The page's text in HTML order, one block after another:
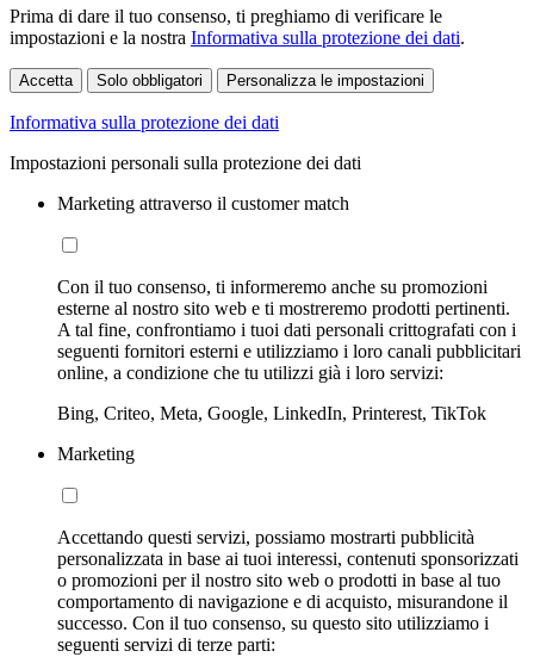
Prima di dare il tuo consenso, ti preghiamo di verificare le
impostazioni e la nostra Informativa sulla protezione dei dati.
Accetta Solo obbligatori Personalizza le impostazioni
Informativa sulla protezione dei dati
Impostazioni personali sulla protezione dei dati
Marketing attraverso il customer match
Con il tuo consenso, ti informeremo anche su promozioni
esterne al nostro sito web e ti mostreremo prodotti pertinenti.
A tal fine, confrontiamo i tuoi dati personali crittografati con i
seguenti fornitori esterni e utilizziamo i loro canali pubblicitari
online, a condizione che tu utilizzi già i loro servizi:
Bing, Criteo, Meta, Google, LinkedIn, Printerest, TikTok
Marketing
Accettando questi servizi, possiamo mostrarti pubblicità
personalizzata in base ai tuoi interessi, contenuti sponsorizzati
o promozioni per il nostro sito web o prodotti in base al tuo
comportamento di navigazione e di acquisto, misurandone il
successo. Con il tuo consenso, su questo sito utilizziamo i
seguenti servizi di terze parti: